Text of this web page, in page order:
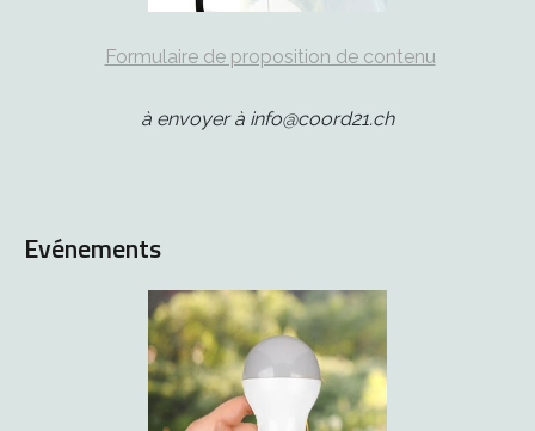
Formulaire de proposition de contenu
à envoyer à info@coord21.ch
Evénements